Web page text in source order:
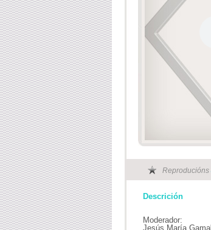
Reproducións
Descrición
Moderador:
Jesús María